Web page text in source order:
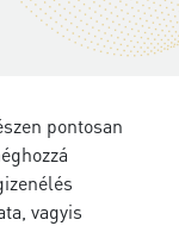
pontosan
vagyis